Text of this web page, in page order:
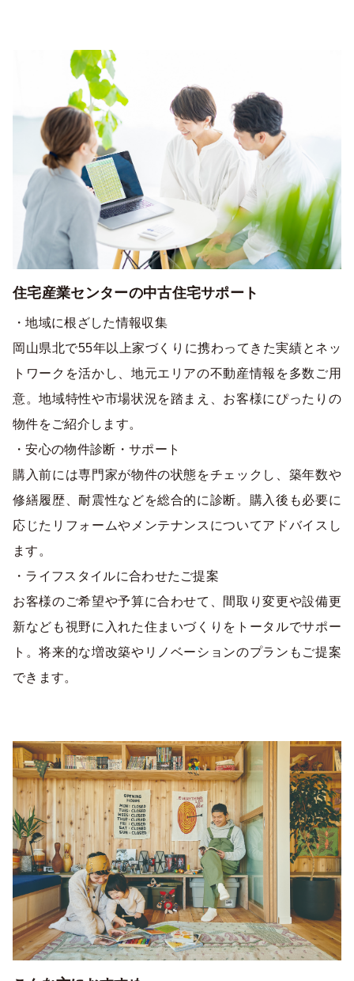
住宅産業センターの中古住宅サポート
・地域に根ざした情報収集
岡山県北で55年以上家づくりに携わってきた実績とネッ
トワークを活かし、地元エリアの不動産情報を多数ご用
意。地域特性や市場状況を踏まえ、お客様にぴったりの
物件をご紹介します。
・安心の物件診断・サポート
購入前には専門家が物件の状態をチェックし、築年数や
修繕履歴、耐震性などを総合的に診断。購入後も必要に
応じたリフォームやメンテナンスについてアドバイスし
ます。
・ライフスタイルに合わせたご提案
お客様のご希望や予算に合わせて、間取り変更や設備更
新なども視野に入れた住まいづくりをトータルでサポー
ト。将来的な増改築やリノベーションのプランもご提案
できます。